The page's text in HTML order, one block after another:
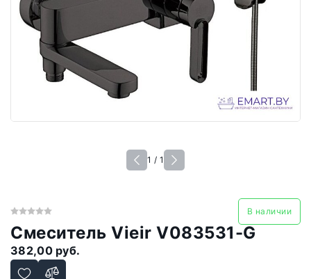
1 / 1
В наличии
Смеситель Vieir V083531-G
382,00 руб.